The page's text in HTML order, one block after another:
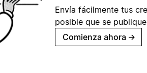
Envía fácilmente tus
posible que se
Comienza ahora →